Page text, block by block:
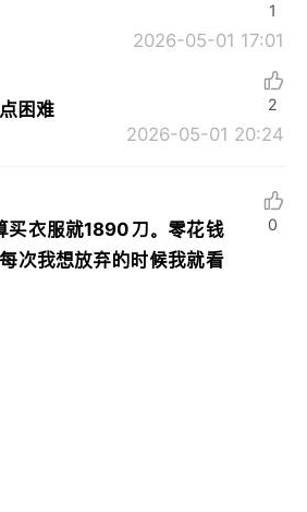
2026-05-01 17:01
1
困难
2026-05-01 20:24
2
买衣服就1890刀。零花钱
次我想放弃的时候我就看
0